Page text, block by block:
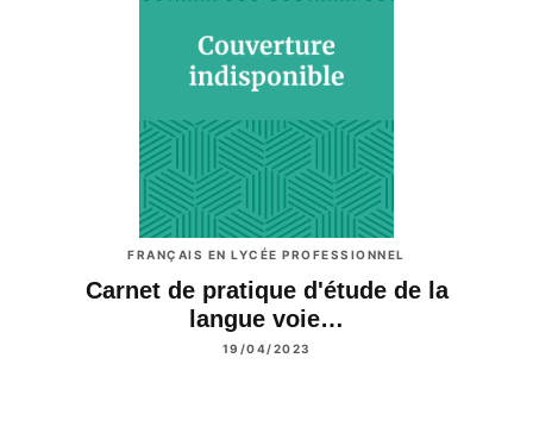
FRANÇAIS EN LYCÉE PROFESSIONNEL
Carnet de pratique d'étude de la
langue voie…
19/04/2023